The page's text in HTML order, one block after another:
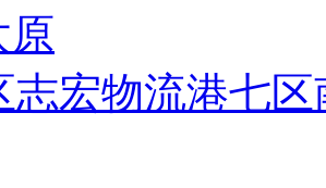
原
志宏物流港七区